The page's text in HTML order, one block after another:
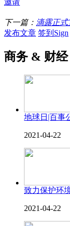
下一篇： 滴露正
发布文章 签到Sign
商务 & 财经
地球日|百事
2021-04-22
致力保护环
2021-04-22